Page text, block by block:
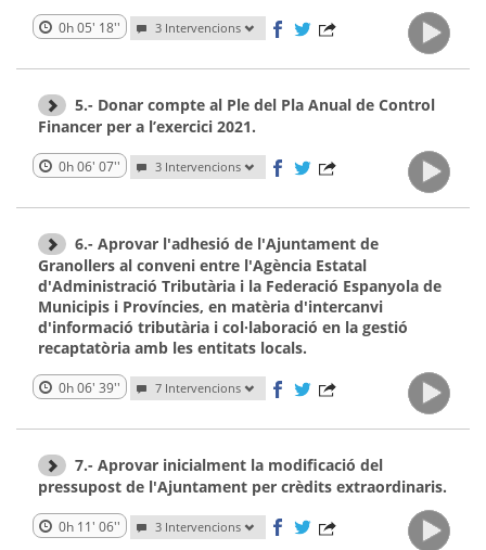
0h 05' 18'' 3 Intervencions
5.- Donar compte al Ple del Pla Anual de Control
Financer per a l’exercici 2021.
0h 06' 07'' 3 Intervencions
6.- Aprovar l'adhesió de l'Ajuntament de
Granollers al conveni entre l'Agència Estatal
d'Administració Tributària i la Federació Espanyola de
Municipis i Províncies, en matèria d'intercanvi
d'informació tributària i col·laboració en la gestió
recaptatòria amb les entitats locals.
0h 06' 39'' 7 Intervencions
7.- Aprovar inicialment la modificació del
pressupost de l'Ajuntament per crèdits extraordinaris.
0h 11' 06'' 3 Intervencions